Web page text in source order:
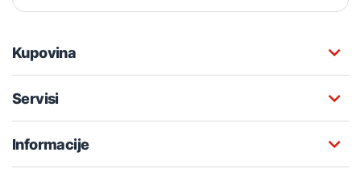
Kupovina
Servisi
Informacije